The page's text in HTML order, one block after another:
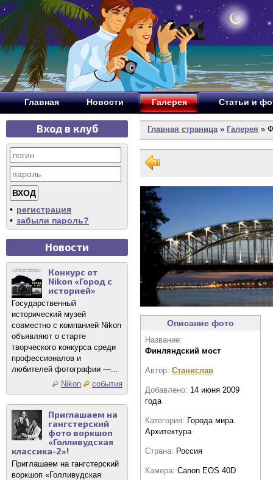
Главная Новости Галерея Статьи и
Вход в клуб
• регистрация
• забыли пароль?
Новости
Конкурс от
Nikon «Город с
историей»
Государственный
исторический музей
совместно с компанией Nikon
объявляют о старте
творческого конкурса среди
профессионалов и
любителей фотографии —...
Nikon
события
Приглашаем на
гангстерский
фото воркшоп
«Голливудская
классика-2»!
Приглашаем на гангстерский
воркшоп «Голливудская
Главная страница» Галерея »
Описание фото
Название:
Финляндский мост
Автор: Станислав
Добавлено: 14 июня 2009
года
Категория: Города мира.
Архитектура
Страна: Россия
Камера: Canon EOS 40D